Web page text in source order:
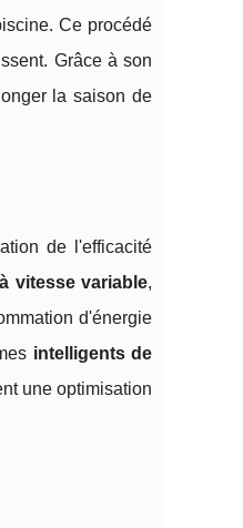
Ce procédé
Grâce à son
la saison de
de l'efficacité
vitesse variable,
d'énergie
intelligents de
une optimisation